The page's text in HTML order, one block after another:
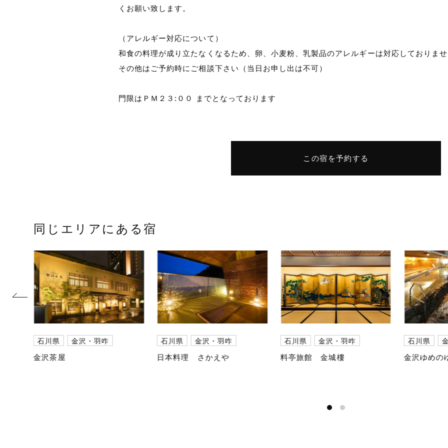
くお願い致します。
（アレルギー対応について）
和食の料理が成り立たなくなるため、卵、小麦粉、乳製品のアレルギーは対応しておりま
その他はご予約時にご相談下さい（当日お申し出は不可）
門限はＰＭ２３:００ までとなっております
この宿を予約する
同じエリアにある宿
石川県 金沢・羽咋
金沢茶屋
石川県 金沢・羽咋
日本料理 さかえや
石川県 金沢・羽咋
料亭旅館 金城樓
石川県
金沢ゆめの